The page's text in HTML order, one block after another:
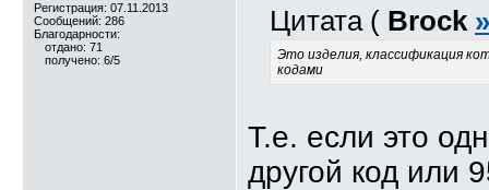
Регистрация: 07.11.2013
Сообщений: 286
Благодарности:
отдано: 71
получено: 6/5
Цитата ( Brock »
Это изделия, классификация
кодами
Т.е. если это
другой код или